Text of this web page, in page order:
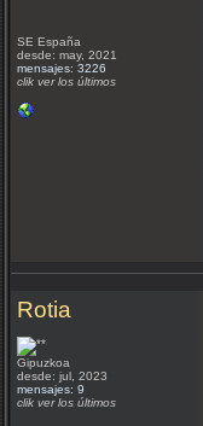
SE España
desde: may, 2021
mensajes: 3226
clik ver los últimos
Rotia
Gipuzkoa
desde: jul, 2023
mensajes: 9
clik ver los últimos